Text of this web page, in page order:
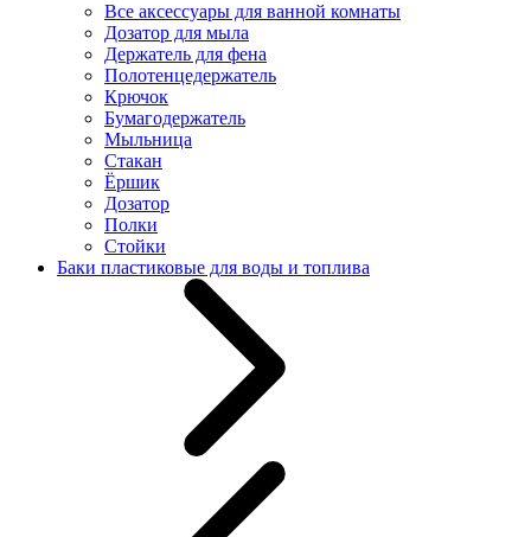
Все аксессуары для ванной комнаты
Дозатор для мыла
Держатель для фена
Полотенцедержатель
Крючок
Бумагодержатель
Мыльница
Стакан
Ёршик
Дозатор
Полки
Стойки
Баки пластиковые для воды и топлива